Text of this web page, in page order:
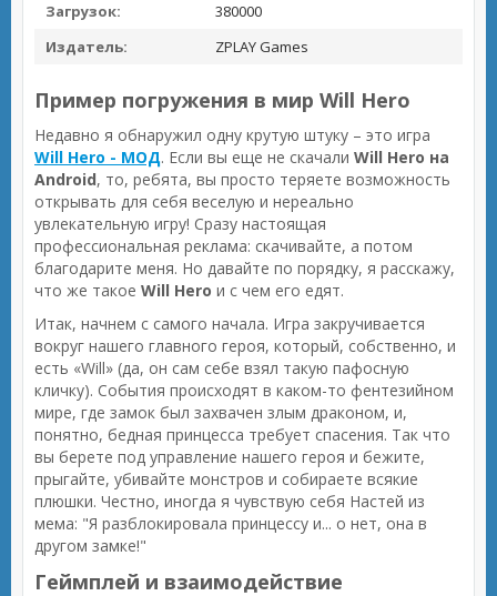
Загрузок:
380000
Издатель:
ZPLAY Games
Пример погружения в мир Will Hero
Недавно я обнаружил одну крутую штуку – это игра
Will Hero - МОД. Если вы еще не скачали Will Hero на
Android, то, ребята, вы просто теряете возможность
открывать для себя веселую и нереально
увлекательную игру! Сразу настоящая
профессиональная реклама: скачивайте, а потом
благодарите меня. Но давайте по порядку, я расскажу,
что же такое Will Hero и с чем его едят.
Итак, начнем с самого начала. Игра закручивается
вокруг нашего главного героя, который, собственно, и
есть «Will» (да, он сам себе взял такую пафосную
кличку). События происходят в каком-то фентезийном
мире, где замок был захвачен злым драконом, и,
понятно, бедная принцесса требует спасения. Так что
вы берете под управление нашего героя и бежите,
прыгайте, убивайте монстров и собираете всякие
плюшки. Честно, иногда я чувствую себя Настей из
мема: "Я разблокировала принцессу и... о нет, она в
другом замке!"
Геймплей и взаимодействие